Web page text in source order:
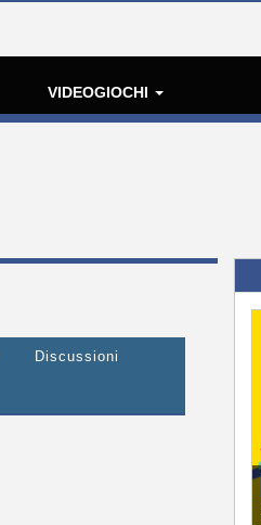
VIDEOGIOCHI
Discussioni